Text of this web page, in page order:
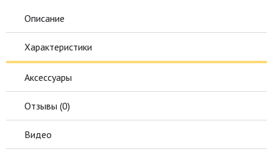
Описание
Характеристики
Аксессуары
Отзывы (0)
Видео